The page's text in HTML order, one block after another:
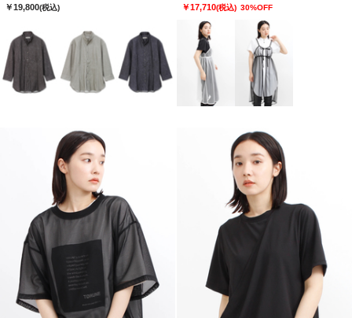
￥19,800(税込) ￥17,710(税込) 30%OFF